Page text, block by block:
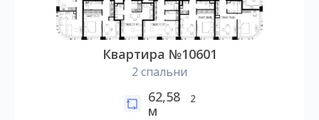
Квартира №10601
2 спальни
62,58
м
2